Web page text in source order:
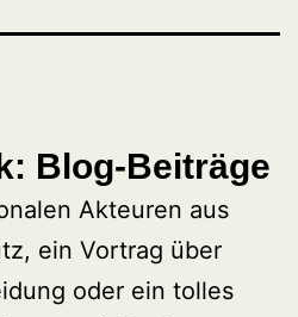
Blog-Beiträge
Akteuren aus
ein Vortrag über
oder ein tolles